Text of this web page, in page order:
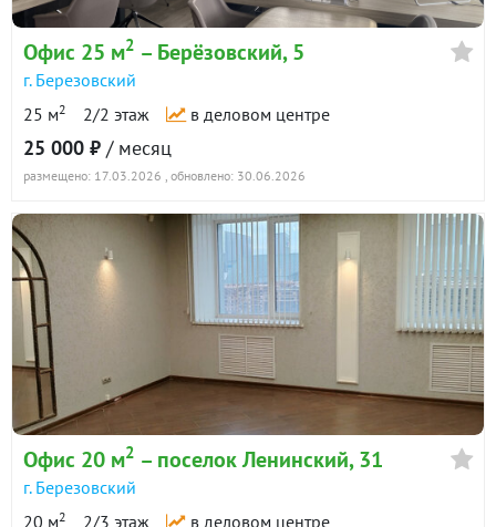
Офис 25 м2 – Берёзовский, 5
г. Березовский
25 м2 2/2 этаж в деловом центре
25 000 ₽ / месяц
размещено: 17.03.2026 , обновлено: 30.06.2026
Офис 20 м2 – поселок Ленинский, 31
г. Березовский
20 м2 2/3 этаж в деловом центре